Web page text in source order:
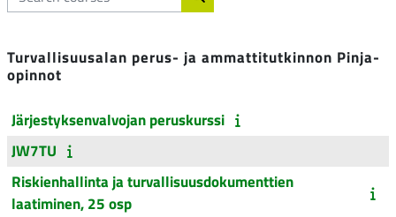
Search courses
Turvallisuusalan perus- ja ammattitutkinnon Pinja-
opinnot
Järjestyksenvalvojan peruskurssi
JW7TU
Riskienhallinta ja turvallisuusdokumenttien
laatiminen, 25 osp